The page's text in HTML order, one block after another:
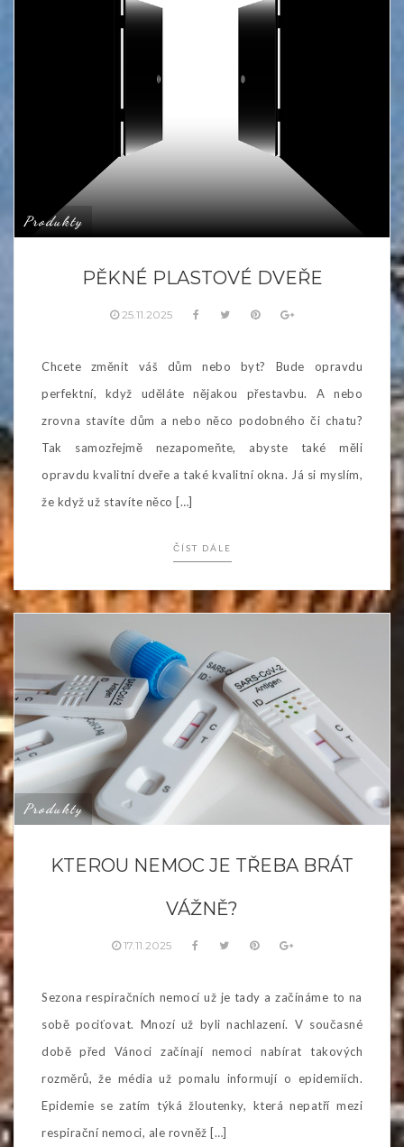
Produkty
PĚKNÉ PLASTOVÉ DVEŘE
25.11.2025
Chcete změnit váš dům nebo byt? Bude opravdu
perfektní, když uděláte nějakou přestavbu. A nebo
zrovna stavíte dům a nebo něco podobného či chatu?
Tak samozřejmě nezapomeňte, abyste také měli
opravdu kvalitní dveře a také kvalitní okna. Já si myslím,
že když už stavíte něco […]
ČÍST DÁLE
Produkty
KTEROU NEMOC JE TŘEBA BRÁT
VÁŽNĚ?
17.11.2025
Sezona respiračních nemocí už je tady a začínáme to na
sobě pociťovat. Mnozí už byli nachlazení. V současné
době před Vánoci začínají nemoci nabírat takových
rozměrů, že média už pomalu informují o epidemiích.
Epidemie se zatím týká žloutenky, která nepatří mezi
respirační nemoci, ale rovněž […]